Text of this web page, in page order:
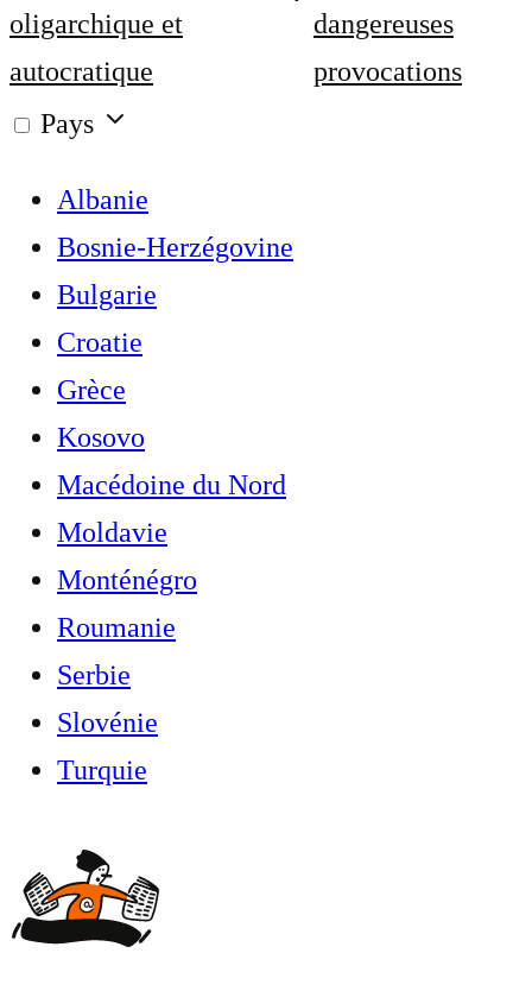
oligarchique et
autocratique
dangereuses
provocations
Pays
Albanie
Bosnie-Herzégovine
Bulgarie
Croatie
Grèce
Kosovo
Macédoine du Nord
Moldavie
Monténégro
Roumanie
Serbie
Slovénie
Turquie